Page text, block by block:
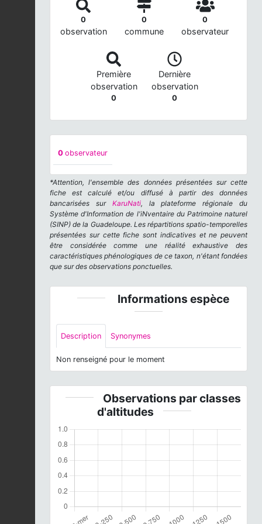
0
observation
0
commune
0
observateur
Première
observation
0
Dernière
observation
0
0 observateur
*Attention, l'ensemble des données présentées sur cette
fiche est calculé et/ou diffusé à partir des données
bancarisées sur KaruNati, la plateforme régionale du
Système d'Information de l'iNventaire du Patrimoine naturel
(SINP) de la Guadeloupe. Les répartitions spatio-temporelles
présentées sur cette fiche sont indicatives et ne peuvent
être considérée comme une réalité exhaustive des
caractéristiques phénologiques de ce taxon, n'étant fondées
que sur des observations ponctuelles.
Informations espèce
Description Synonymes
Non renseigné pour le moment
Observations par classes
d'altitudes